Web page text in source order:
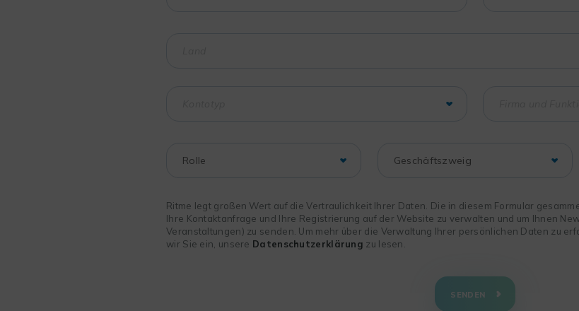
Ritme legt großen Wert auf die Vertraulichkeit Ihrer Daten. Die in diesem Formular
Ihre Kontaktanfrage und Ihre Registrierung auf der Website zu verwalten und um Ihnen
Veranstaltungen) zu senden. Um mehr über die Verwaltung Ihrer persönlichen Daten zu
wir Sie ein, unsere Datenschutzerklärung zu lesen.
SENDEN